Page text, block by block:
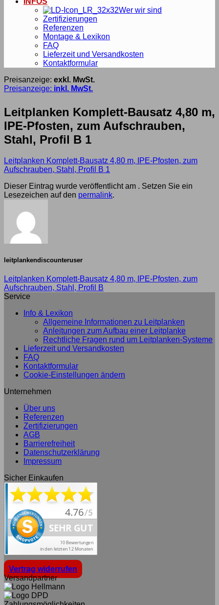
Wer wir sind
Zertifizierungen
Referenzen
Montage & Lexikon
FAQ
Lieferzeit und Versandkosten
Kontaktformular
Preisanzeige: exkl. MwSt.
Preisanzeige: inkl. MwSt.
Leitplanken Komplett-Bausatz 4,80 m,
IPE-Pfosten, zum Aufschrauben,
Stahl, Profil B 1
Leitplanken Komplett-Bausatz 4,80 m, IPE-Pfosten, zum
Aufschrauben, Stahl, Profil B 1
Dieser Eintrag wurde veröffentlicht am . Setzen Sie ein
Lesezeichen auf den permalink.
leitplankendiscounteruser
Leitplanken Komplett-Bausatz 4,80 m, IPE-Pfosten, zum
Aufschrauben, Stahl, Profil B
Service
Info & Lexikon
Allgemeine Informationen zu Leitplanken
Anleitungen zum Aufbau einer Leitplanke
Rechtliche Fragen rund um Leitplanken-Systeme
Lieferzeit und Versandkosten
FAQ
Kontaktformular
Cookie-Einstellungen ändern
Unternehmen
Über uns
Referenzen
Zertifizierungen
AGB
Barrierefreiheit
Datenschutzerklärung
Impressum
Sicher Einkaufen
Vertrag widerrufen
Versandpartner